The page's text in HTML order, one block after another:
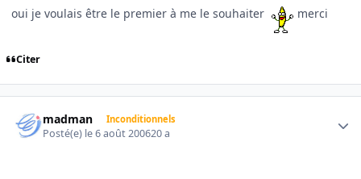
oui je voulais être le premier à me le souhaiter merci
Citer
madman Inconditionnels
Posté(e) le 6 août 200620 a